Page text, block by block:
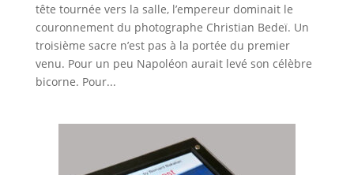
tête tournée vers la salle, l’empereur dominait le
couronnement du photographe Christian Bedeï. Un
troisième sacre n’est pas à la portée du premier
venu. Pour un peu Napoléon aurait levé son célèbre
bicorne. Pour...